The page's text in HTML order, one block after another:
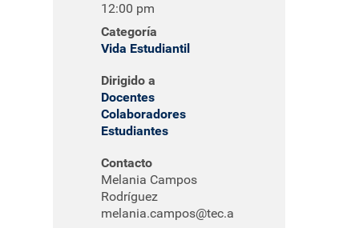
12:00 pm
Categoría
Vida Estudiantil
Dirigido a
Docentes
Colaboradores
Estudiantes
Contacto
Melania Campos
Rodríguez
melania.campos@tec.a